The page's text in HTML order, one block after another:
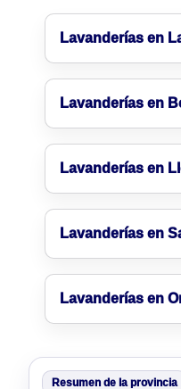
Lavanderías en
Lavanderías en
Lavanderías en
Lavanderías en
Lavanderías en
Resumen de la provincia